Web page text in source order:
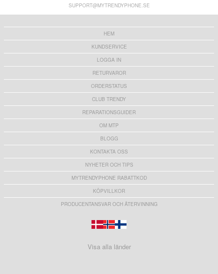
SUPPORT@MYTRENDYPHONE.SE
HEM
KUNDSERVICE
LOGGA IN
RETURVAROR
ORDERSTATUS
CLUB TRENDY
REPARATIONSGUIDER
OM MTP
BLOGG
KONTAKTA OSS
NYHETER OCH TIPS
MYTRENDYPHONE RABATTKOD
KÖPVILLKOR
PRODUCENTANSVAR OCH ÅTERVINNING
Visa alla länder